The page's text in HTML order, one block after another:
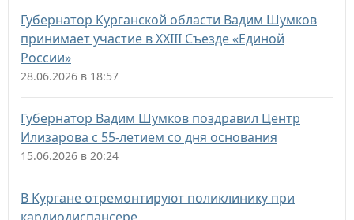
Губернатор Курганской области Вадим Шумков
принимает участие в XXIII Съезде «Единой
России»
28.06.2026 в 18:57
Губернатор Вадим Шумков поздравил Центр
Илизарова с 55‑летием со дня основания
15.06.2026 в 20:24
В Кургане отремонтируют поликлинику при